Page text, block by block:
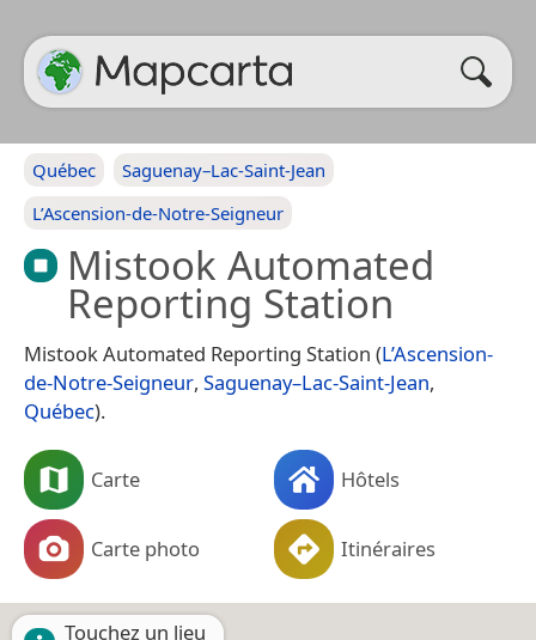
Québec
Saguenay–Lac-Saint-Jean
L’Ascension-de-Notre-Seigneur
Mistook Automated
Reporting Station
Mistook Automated Reporting Station (L’Ascension-
de-Notre-Seigneur, Saguenay–Lac-Saint-Jean,
Québec).
Carte Hôtels
Carte photo Itinéraires
Touchez un lieu